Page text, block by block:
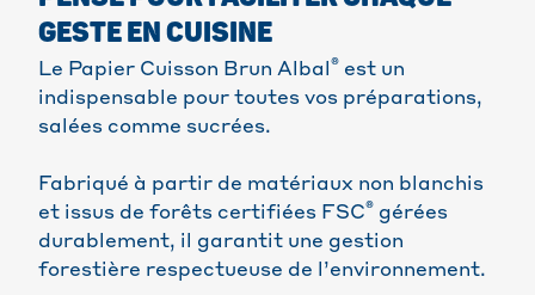
GESTE EN CUISINE
Le Papier Cuisson Brun Albal ® est un
indispensable pour toutes vos préparations,
salées comme sucrées.
Fabriqué à partir de matériaux non blanchis
et issus de forêts certifiées FSC® gérées
durablement, il garantit une gestion
forestière respectueuse de l’environnement.